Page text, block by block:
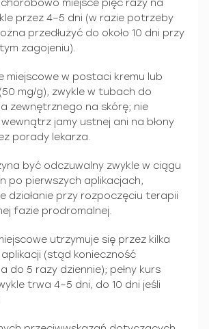
chorobowo miejsce pięć razy na
przez 4–5 dni (w razie potrzeby
przedłużyć do około 10 dni przy
zagojeniu).
miejscowe w postaci kremu lub
mg/g), zwykle w tubach do
zewnętrznego na skórę; nie
jamy ustnej ani na błony
porady lekarza.
być odczuwalny zwykle w ciągu
po pierwszych aplikacjach,
działanie przy rozpoczęciu terapii
fazie prodromalnej.
utrzymuje się przez kilka
(stąd konieczność
do 5 razy dziennie); pełny kurs
trwa 4–5 dni, do 10 dni jeśli